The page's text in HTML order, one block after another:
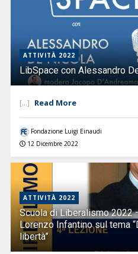
ATTIVITÀ 2022
LibSpace con Alessandro
[...] Read More
Fondazione Luigi Einaudi
12 Dicembre 2022
ATTIVITÀ 2022
Scuola di Liberalismo 2022
Lorenzo Infantino sul tema
libertà”